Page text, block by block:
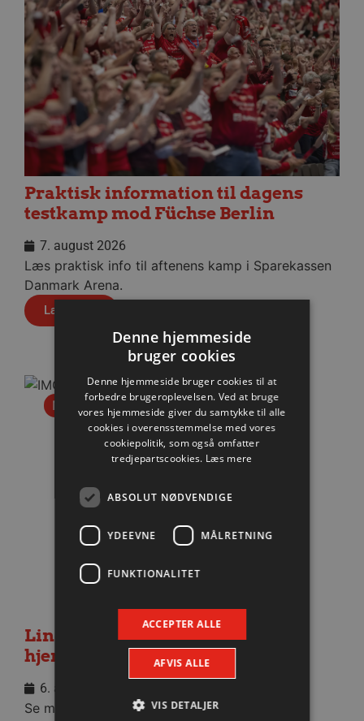
Praktisk information til dagens
testkamp mod Füchse Berlin
7. august 2026
Læs praktisk info til aftenens kamp i Sparekassen
Danmark Arena.
Læs mere
Nyhed
Lindskog glæder sig til første
hjemmekamp
6. august 2026
Se med når nytilkomne Anton Lindskog giver
Denne hjemmeside
bruger cookies
Denne hjemmeside bruger cookies til at
forbedre brugeroplevelsen. Ved at bruge
vores hjemmeside giver du samtykke til alle
cookies i overensstemmelse med vores
cookiepolitik, som også omfatter
tredjepartscookies. Læs mere
ABSOLUT NØDVENDIGE
YDEEVNE MÅLRETNING
FUNKTIONALITET
ACCEPTER ALLE
AFVIS ALLE
VIS DETALJER